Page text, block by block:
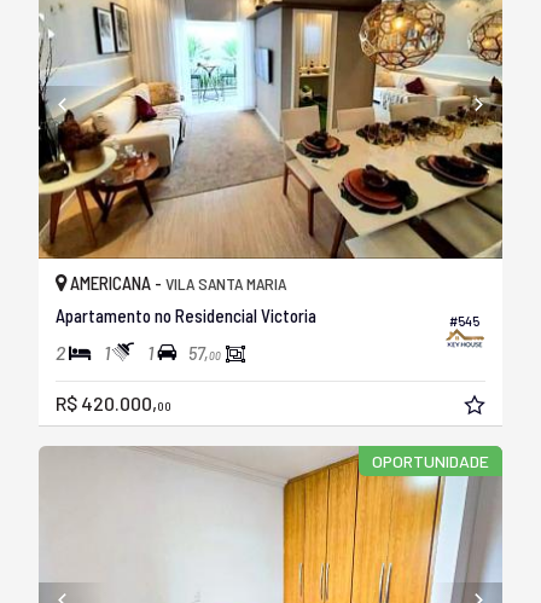
#545
AMERICANA - VILA SANTA MARIA
Apartamento no Residencial Victoria
2 1 1 57,00
R$ 420.000,00
OPORTUNIDADE